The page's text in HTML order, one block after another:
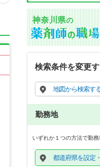
神奈川県の
検索条件を変更
地図から検索す
勤務地
いずれか１つの方法で勤務
都道府県を設定